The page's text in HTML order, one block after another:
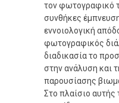
τον φωτογραφικό
συνθήκες
εννοιολογική
φωτογραφικός
διαδικασία το
στην ανάλυση και
παρουσίασης
Στο πλαίσιο αυτής